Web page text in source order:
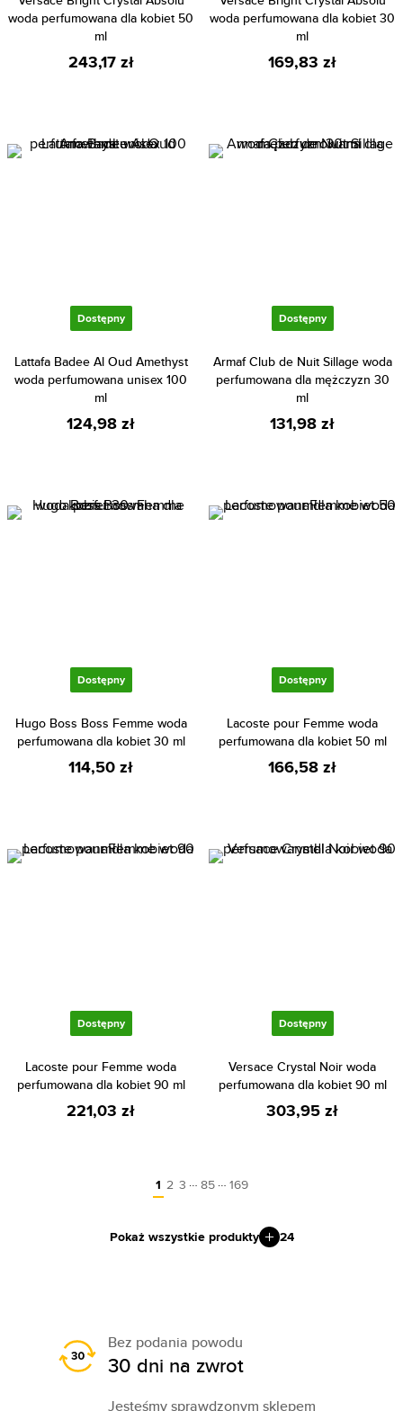
woda perfumowana dla kobiet 50
ml
243,17 zł
woda perfumowana dla kobiet 30
ml
169,83 zł
Dostępny
Lattafa Badee Al Oud Amethyst
woda perfumowana unisex 100
ml
124,98 zł
Dostępny
Armaf Club de Nuit Sillage woda
perfumowana dla mężczyzn 30
ml
131,98 zł
Dostępny
Hugo Boss Boss Femme woda
perfumowana dla kobiet 30 ml
114,50 zł
Dostępny
Lacoste pour Femme woda
perfumowana dla kobiet 50 ml
166,58 zł
Dostępny
Lacoste pour Femme woda
perfumowana dla kobiet 90 ml
221,03 zł
Dostępny
Versace Crystal Noir woda
perfumowana dla kobiet 90 ml
303,95 zł
1 2 3 … 85 … 169
Pokaż wszystkie produkty 24
Bez podania powodu
30 dni na zwrot
Jesteśmy sprawdzonym sklepem